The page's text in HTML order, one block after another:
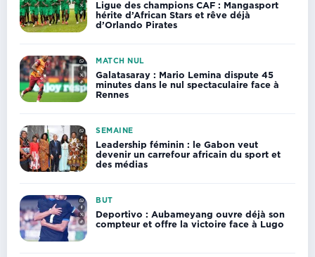
Ligue des champions CAF : Mangasport
hérite d’African Stars et rêve déjà
d’Orlando Pirates
MATCH NUL
Galatasaray : Mario Lemina dispute 45
minutes dans le nul spectaculaire face à
Rennes
SEMAINE
Leadership féminin : le Gabon veut
devenir un carrefour africain du sport et
des médias
BUT
Deportivo : Aubameyang ouvre déjà son
compteur et offre la victoire face à Lugo